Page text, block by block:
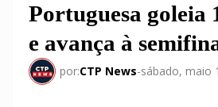
Portuguesa goleia
e avança à
por:CTP News-sábado, maio